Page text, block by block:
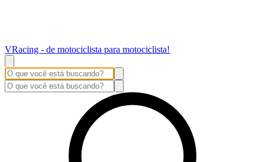
VRacing - de motociclista para motociclista!